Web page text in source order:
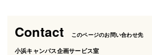
Contact このページのお問い合わせ先
小浜キャンパス企画サービス室